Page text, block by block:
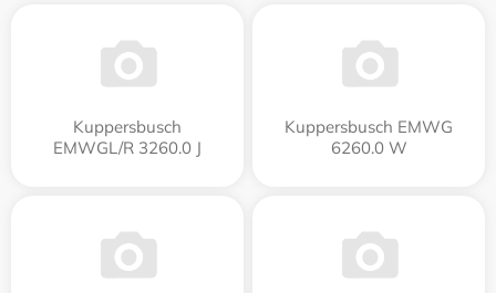
Kuppersbusch
EMWGL/R 3260.0 J
Kuppersbusch EMWG
6260.0 W